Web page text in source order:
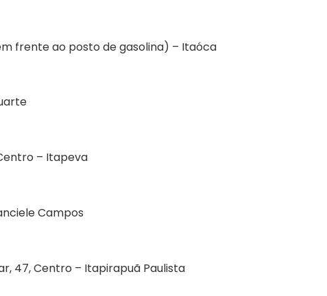
frente ao posto de gasolina) – Itaóca
– Itapeva
Campos
47, Centro – Itapirapuã Paulista